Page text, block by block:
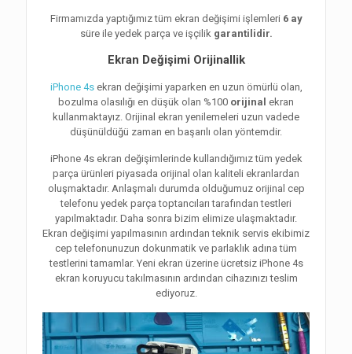
Firmamızda yaptığımız tüm ekran değişimi işlemleri 6 ay
süre ile yedek parça ve işçilik garantilidir.
Ekran Değişimi Orijinallik
iPhone 4sekran değişimi yaparken en uzun ömürlü olan,
bozulma olasılığı en düşük olan %100 orijinal ekran
kullanmaktayız. Orijinal ekran yenilemeleri uzun vadede
düşünüldüğü zaman en başarılı olan yöntemdir.
iPhone 4s ekran değişimlerinde kullandığımız tüm yedek
parça ürünleri piyasada orijinal olan kaliteli ekranlardan
oluşmaktadır. Anlaşmalı durumda olduğumuz orijinal cep
telefonu yedek parça toptancıları tarafından testleri
yapılmaktadır. Daha sonra bizim elimize ulaşmaktadır.
Ekran değişimi yapılmasının ardından teknik servis ekibimiz
cep telefonunuzun dokunmatik ve parlaklık adına tüm
testlerini tamamlar. Yeni ekran üzerine ücretsiz iPhone 4s
ekran koruyucu takılmasının ardından cihazınızı teslim
ediyoruz.